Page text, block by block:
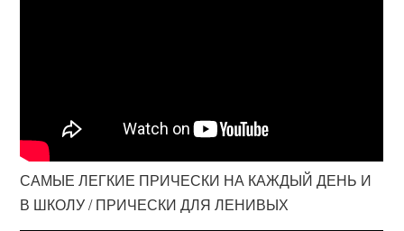
САМЫЕ ЛЕГКИЕ ПРИЧЕСКИ НА КАЖДЫЙ ДЕНЬ И
В ШКОЛУ / ПРИЧЕСКИ ДЛЯ ЛЕНИВЫХ